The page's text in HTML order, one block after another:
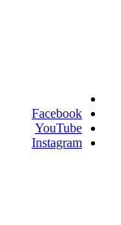
Facebook
YouTube
Instagram